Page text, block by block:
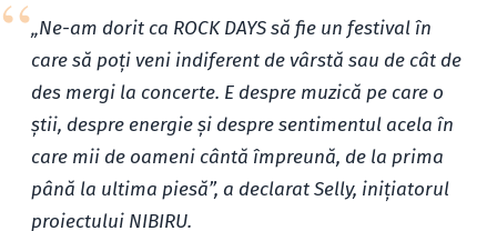
„Ne-am dorit ca ROCK DAYS să fie un festival în
care să poți veni indiferent de vârstă sau de cât de
des mergi la concerte. E despre muzică pe care o
știi, despre energie și despre sentimentul acela în
care mii de oameni cântă împreună, de la prima
până la ultima piesă”, a declarat Selly, inițiatorul
proiectului NIBIRU.